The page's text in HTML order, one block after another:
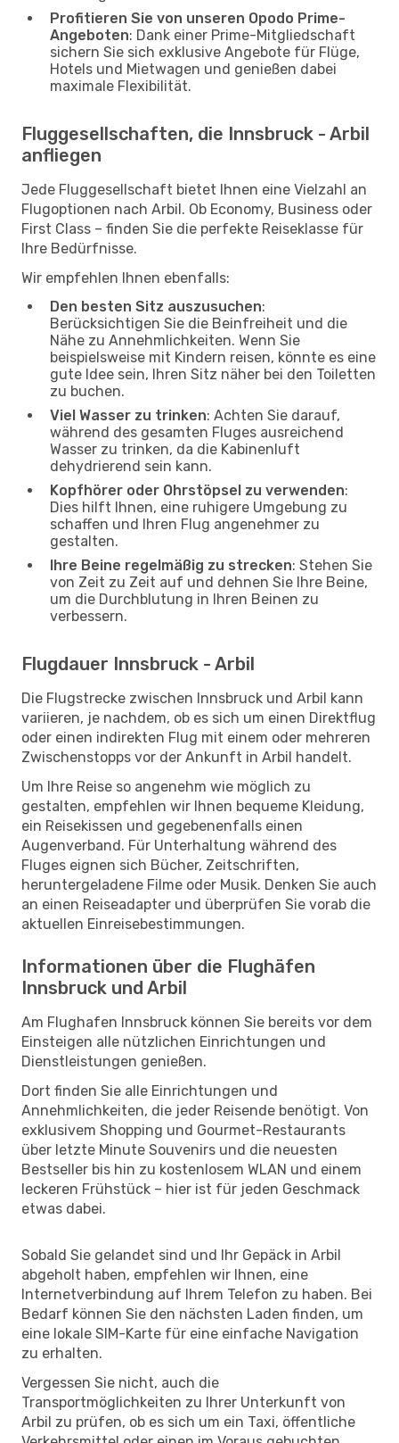
Profitieren Sie von unseren Opodo Prime-
Angeboten: Dank einer Prime-Mitgliedschaft
sichern Sie sich exklusive Angebote für Flüge,
Hotels und Mietwagen und genießen dabei
maximale Flexibilität.
Fluggesellschaften, die Innsbruck - Arbil
anfliegen
Jede Fluggesellschaft bietet Ihnen eine Vielzahl an
Flugoptionen nach Arbil. Ob Economy, Business oder
First Class – finden Sie die perfekte Reiseklasse für
Ihre Bedürfnisse.
Wir empfehlen Ihnen ebenfalls:
Den besten Sitz auszusuchen:
Berücksichtigen Sie die Beinfreiheit und die
Nähe zu Annehmlichkeiten. Wenn Sie
beispielsweise mit Kindern reisen, könnte es eine
gute Idee sein, Ihren Sitz näher bei den Toiletten
zu buchen.
Viel Wasser zu trinken: Achten Sie darauf,
während des gesamten Fluges ausreichend
Wasser zu trinken, da die Kabinenluft
dehydrierend sein kann.
Kopfhörer oder Ohrstöpsel zu verwenden:
Dies hilft Ihnen, eine ruhigere Umgebung zu
schaffen und Ihren Flug angenehmer zu
gestalten.
Ihre Beine regelmäßig zu strecken: Stehen Sie
von Zeit zu Zeit auf und dehnen Sie Ihre Beine,
um die Durchblutung in Ihren Beinen zu
verbessern.
Flugdauer Innsbruck - Arbil
Die Flugstrecke zwischen Innsbruck und Arbil kann
variieren, je nachdem, ob es sich um einen Direktflug
oder einen indirekten Flug mit einem oder mehreren
Zwischenstopps vor der Ankunft in Arbil handelt.
Um Ihre Reise so angenehm wie möglich zu
gestalten, empfehlen wir Ihnen bequeme Kleidung,
ein Reisekissen und gegebenenfalls einen
Augenverband. Für Unterhaltung während des
Fluges eignen sich Bücher, Zeitschriften,
heruntergeladene Filme oder Musik. Denken Sie auch
an einen Reiseadapter und überprüfen Sie vorab die
aktuellen Einreisebestimmungen.
Informationen über die Flughäfen
Innsbruck und Arbil
Am Flughafen Innsbruck können Sie bereits vor dem
Einsteigen alle nützlichen Einrichtungen und
Dienstleistungen genießen.
Dort finden Sie alle Einrichtungen und
Annehmlichkeiten, die jeder Reisende benötigt. Von
exklusivem Shopping und Gourmet-Restaurants
über letzte Minute Souvenirs und die neuesten
Bestseller bis hin zu kostenlosem WLAN und einem
leckeren Frühstück – hier ist für jeden Geschmack
etwas dabei.
Sobald Sie gelandet sind und Ihr Gepäck in Arbil
abgeholt haben, empfehlen wir Ihnen, eine
Internetverbindung auf Ihrem Telefon zu haben. Bei
Bedarf können Sie den nächsten Laden finden, um
eine lokale SIM-Karte für eine einfache Navigation
zu erhalten.
Vergessen Sie nicht, auch die
Transportmöglichkeiten zu Ihrer Unterkunft von
Arbil zu prüfen, ob es sich um ein Taxi, öffentliche